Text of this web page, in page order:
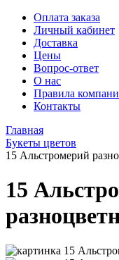
Оплата заказа
Личный кабинет
Доставка
Цены
Вопрос-ответ
О нас
Правила
Контакты
Главная
Букеты цветов
15 Альстромерий
15